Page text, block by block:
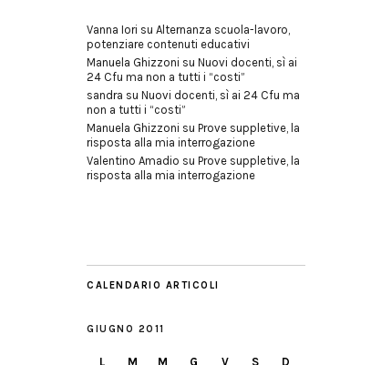
Vanna Iori su Alternanza scuola-lavoro,
potenziare contenuti educativi
Manuela Ghizzoni su Nuovi docenti, sì ai
24 Cfu ma non a tutti i “costi”
sandra su Nuovi docenti, sì ai 24 Cfu ma
non a tutti i “costi”
Manuela Ghizzoni su Prove suppletive, la
risposta alla mia interrogazione
Valentino Amadio su Prove suppletive, la
risposta alla mia interrogazione
CALENDARIO ARTICOLI
GIUGNO 2011
L M M G V S D